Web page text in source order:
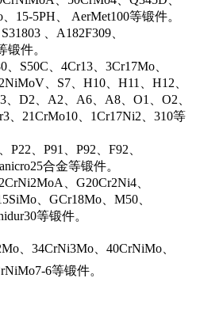
15-5PH、 AerMet100等锻件。
、A182F309、
锻件。
S50C、4Cr13、3Cr17Mo、
、S7、H10、H11、H12、
D2、A2、A6、A8、O1、O2、
、21CrMo10、1Cr17Ni2、310等
、P91、P92、F92、
合金等锻件。
、G20Cr2Ni4、
、GCr18Mo、M50、
等锻件。
、34CrNi3Mo、40CrNiMo、
6等锻件。